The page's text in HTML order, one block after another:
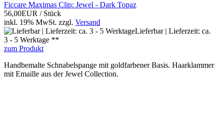
Ficcare Maximas Clip: Jewel - Dark Topaz
56,00EUR / Stück
inkl. 19% MwSt. zzgl. Versand
Lieferbar | Lieferzeit: ca.
3 - 5 Werktage **
zum Produkt
Handbemalte Schnabelspange mit goldfarbener Basis. Haarklammer
mit Emaille aus der Jewel Collection.